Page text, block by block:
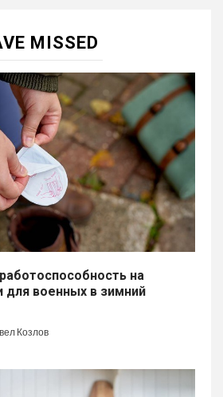
MISSED
на
для военных в зимний
Козлов